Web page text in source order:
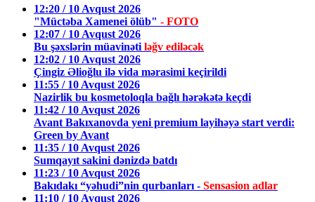
12:20 / 10 Avqust 2026
"Müctəba Xamenei ölüb" - FOTO
12:07 / 10 Avqust 2026
Bu şəxslərin müavinəti ləğv ediləcək
12:02 / 10 Avqust 2026
Çingiz Əlioğlu ilə vida mərasimi keçirildi
11:55 / 10 Avqust 2026
Nazirlik bu kosmetoloqla bağlı hərəkətə keçdi
11:42 / 10 Avqust 2026
Avant Bakıxanovda yeni premium layihəyə start verdi:
Green by Avant
11:35 / 10 Avqust 2026
Sumqayıt sakini dənizdə batdı
11:23 / 10 Avqust 2026
Bakıdakı “yəhudi”nin qurbanları - Sensasion adlar
11:10 / 10 Avqust 2026